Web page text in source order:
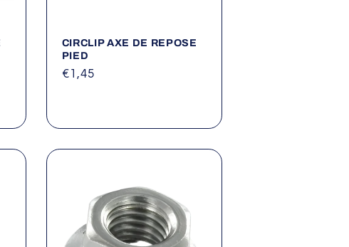
CIRCLIP AXE DE REPOSE
PIED
Prix
€1,45